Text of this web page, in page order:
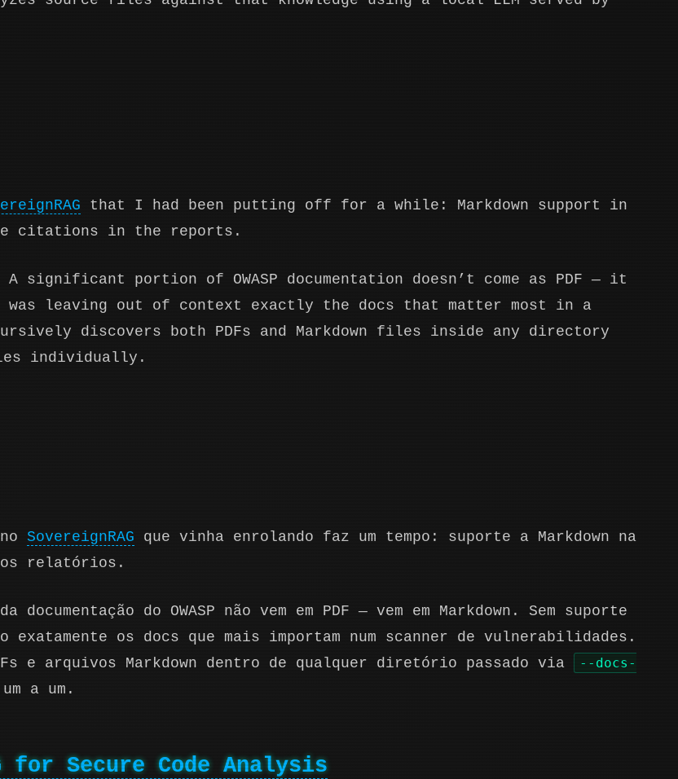
that I had been putting off for a while: Markdown support in
citations in the reports.
significant portion of OWASP documentation doesn’t come as PDF — it
leaving out of context exactly the docs that matter most in a
discovers both PDFs and Markdown files inside any directory
individually.
SovereignRAG que vinha enrolando faz um tempo: suporte a Markdown na
relatórios.
do OWASP não vem em PDF — vem em Markdown. Sem suporte
os docs que mais importam num scanner de vulnerabilidades.
e arquivos Markdown dentro de qualquer diretório passado via
--docs-
a um.
for Secure Code Analysis